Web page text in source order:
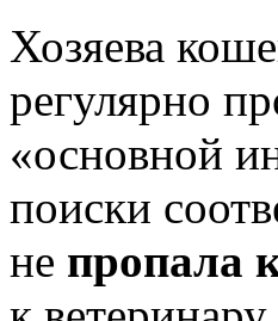
Хозяева
регулярно
«основной
поиски
не пропала